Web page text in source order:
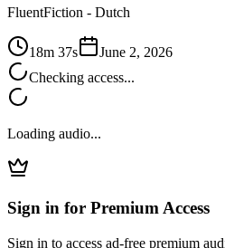
FluentFiction - Dutch
18m 37s
June 2, 2026
Checking access...
Loading audio...
Sign in for Premium Access
Sign in to access ad-free premium